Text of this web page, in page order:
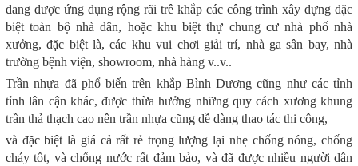
đang được ứng dụng rộng rãi trê khắp các công trình xây dựng đặc
biệt toàn bộ nhà dân, hoặc khu biệt thự chung cư nhà phố nhà
xưởng, đặc biệt là, các khu vui chơi giải trí, nhà ga sân bay, nhà
trường bệnh viện, showroom, nhà hàng v..v..
Trần nhựa đã phổ biến trên khắp Bình Dương cũng như các tỉnh
tỉnh lân cận khác, được thừa hưởng những quy cách xương khung
trần thả thạch cao nên trần nhựa cũng dễ dàng thao tác thi công,
và đặc biệt là giá cả rất rẻ trọng lượng lại nhẹ chống nóng, chống
cháy tốt, và chống nước rất đảm bảo, và đã được nhiều người dân